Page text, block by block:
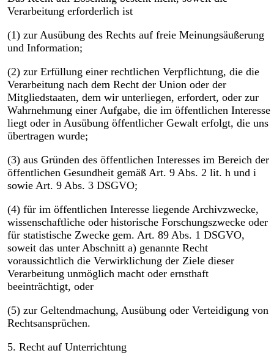
Verarbeitung erforderlich ist
(1) zur Ausübung des Rechts auf freie Meinungsäußerung
und Information;
(2) zur Erfüllung einer rechtlichen Verpflichtung, die die
Verarbeitung nach dem Recht der Union oder der
Mitgliedstaaten, dem wir unterliegen, erfordert, oder zur
Wahrnehmung einer Aufgabe, die im öffentlichen Interesse
liegt oder in Ausübung öffentlicher Gewalt erfolgt, die uns
übertragen wurde;
(3) aus Gründen des öffentlichen Interesses im Bereich der
öffentlichen Gesundheit gemäß Art. 9 Abs. 2 lit. h und i
sowie Art. 9 Abs. 3 DSGVO;
(4) für im öffentlichen Interesse liegende Archivzwecke,
wissenschaftliche oder historische Forschungszwecke oder
für statistische Zwecke gem. Art. 89 Abs. 1 DSGVO,
soweit das unter Abschnitt a) genannte Recht
voraussichtlich die Verwirklichung der Ziele dieser
Verarbeitung unmöglich macht oder ernsthaft
beeinträchtigt, oder
(5) zur Geltendmachung, Ausübung oder Verteidigung von
Rechtsansprüchen.
5. Recht auf Unterrichtung